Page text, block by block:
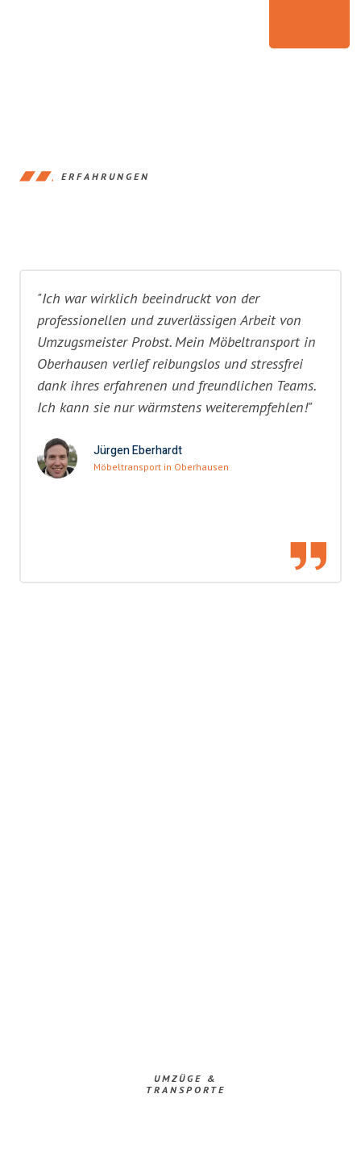
ERFAHRUNGEN
"Ich war wirklich beeindruckt von der
professionellen und zuverlässigen Arbeit von
Umzugsmeister Probst. Mein Möbeltransport in
Oberhausen verlief reibungslos und stressfrei
dank ihres erfahrenen und freundlichen Teams.
Ich kann sie nur wärmstens weiterempfehlen!"
Jürgen Eberhardt
Möbeltransport in Oberhausen
UMZÜGE &
TRANSPORTE